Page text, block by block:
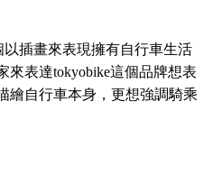
以插畫來表現擁有自行車生活
來表達tokyobike這個品牌想表
繪自行車本身，更想強調騎乘